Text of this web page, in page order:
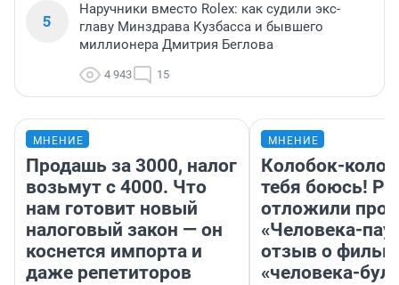
5
Наручники вместо Rolex: как судили экс-
главу Минздрава Кузбасса и бывшего
миллионера Дмитрия Беглова
4 943 15
МНЕНИЕ
Продашь за 3000, налог
возьмут с 4000. Что
нам готовит новый
налоговый закон — он
коснется импорта и
даже репетиторов
МНЕНИЕ
Колобок-
тебя боюсь!
отложили
«Человека-
отзыв о
«человека-